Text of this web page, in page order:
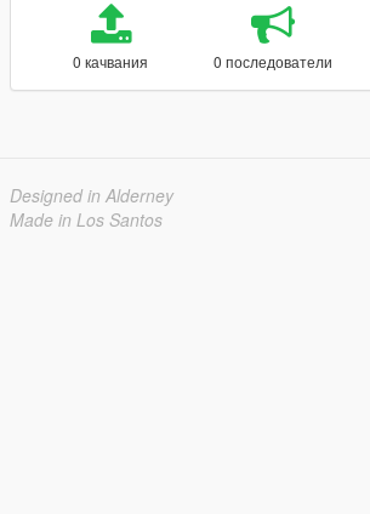
0 качвания 0 последователи
Designed in Alderney
Made in Los Santos